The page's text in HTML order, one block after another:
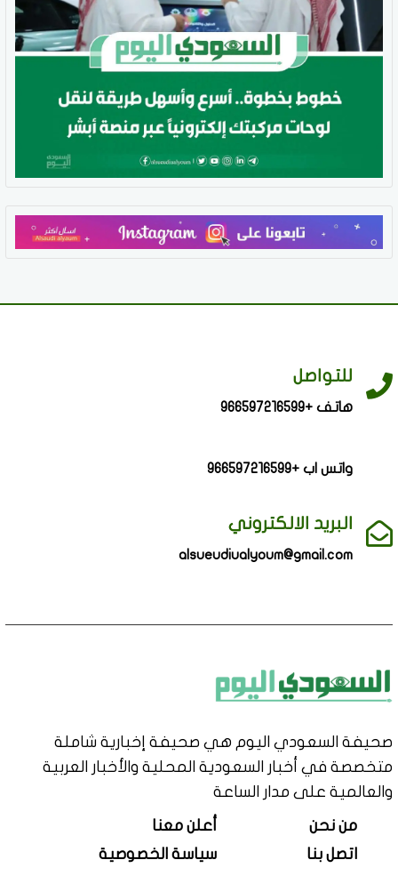
للتواصل
هاتف +966597216599
واتس اب +966597216599
البريد الالكتروني
alsueudiualyoum@gmail.com
صحيفة السعودي اليوم هي صحيفة إخبارية شاملة
متخصصة في أخبار السعودية المحلية والأخبار العربية
والعالمية على مدار الساعة
من نحن
أعلن معنا
اتصل بنا
سياسة الخصوصية